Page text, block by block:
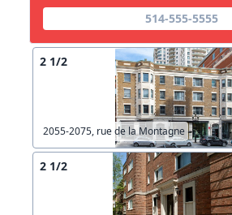
514-555-5555
2 1/2
2055-2075, rue de la Montagne
2 1/2
X Fermer